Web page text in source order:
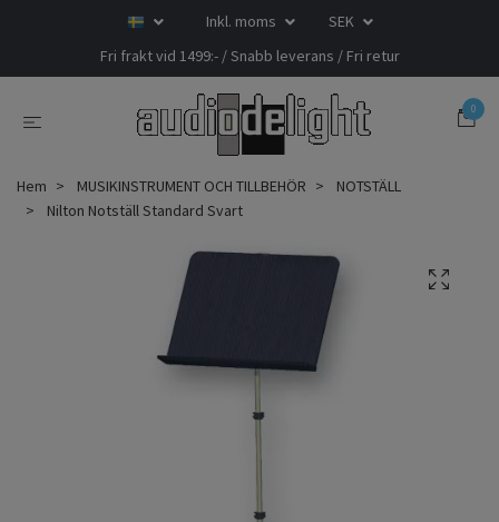
Inkl. moms
SEK
Fri frakt vid 1499:- / Snabb leverans / Fri retur
0
Hem MUSIKINSTRUMENT OCH TILLBEHÖR
NOTSTÄLL
Nilton Notställ Standard Svart